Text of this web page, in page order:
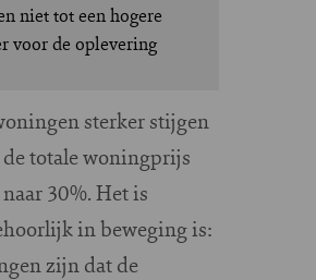
niet tot een hogere
voor de oplevering
sterker stijgen
de totale woningprijs
30%. Het is
in beweging is:
zijn dat de